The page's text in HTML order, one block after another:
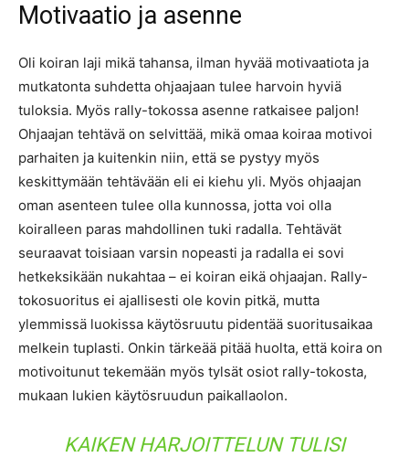
Motivaatio ja asenne
Oli koiran laji mikä tahansa, ilman hyvää motivaatiota ja
mutkatonta suhdetta ohjaajaan tulee harvoin hyviä
tuloksia. Myös rally-tokossa asenne ratkaisee paljon!
Ohjaajan tehtävä on selvittää, mikä omaa koiraa motivoi
parhaiten ja kuitenkin niin, että se pystyy myös
keskittymään tehtävään eli ei kiehu yli. Myös ohjaajan
oman asenteen tulee olla kunnossa, jotta voi olla
koiralleen paras mahdollinen tuki radalla. Tehtävät
seuraavat toisiaan varsin nopeasti ja radalla ei sovi
hetkeksikään nukahtaa – ei koiran eikä ohjaajan. Rally-
tokosuoritus ei ajallisesti ole kovin pitkä, mutta
ylemmissä luokissa käytösruutu pidentää suoritusaikaa
melkein tuplasti. Onkin tärkeää pitää huolta, että koira on
motivoitunut tekemään myös tylsät osiot rally-tokosta,
mukaan lukien käytösruudun paikallaolon.
KAIKEN HARJOITTELUN TULISI